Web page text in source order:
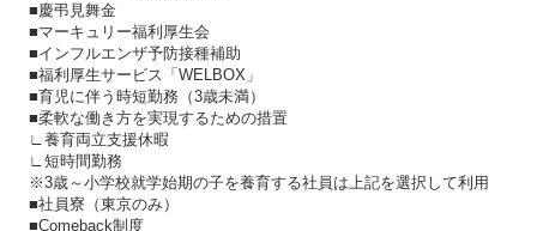
■慶弔見舞金
■マーキュリー福利厚生会
■インフルエンザ予防接種補助
■福利厚生サービス「WELBOX」
■育児に伴う時短勤務（3歳未満）
■柔軟な働き方を実現するための措置
∟養育両立支援休暇
∟短時間勤務
※3歳～小学校就学始期の子を養育する社員は上記を選択して利用
■社員寮（東京のみ）
■Comeback制度